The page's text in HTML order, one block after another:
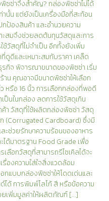
ซซ่าจึงสำคัญ? กล่องพิซซ่าไม่ได้
นั้น แต่ยังเป็นเครื่องมือที่สะท้อน
องสินค้า และอำนวยความ
ะสมจึงช่วยลดต้นทุนวัสดุและการ
วัสดุที่ไม่จำเป็น อีกทั้งยังเพิ่ม
ดีและเหมาะสมกับราคา เคล็ด
รกิจ พิจารณาขนาดของพิซซ่า เริ่ม
น คุณอาจมีขนาดพิซซ่าให้เลือก
หรือ 16 นิ้ว การเลือกกล่องที่พอดี
ป็นในกล่อง ลดการใช้วัสดุเกิน
ค้า วัสดุที่ใช้ผลิตกล่องพิซซ่า วัสดุ
(Corrugated Cardboard) ซึ่งมี
ช่วยรักษาความร้อนของอาหาร
ด้มาตรฐาน Food Grade เพื่อ
ลือกวัสดุที่สามารถรีไซเคิลได้จะ
องความใส่ใจสิ่งแวดล้อม
แบบกล่องพิซซ่าให้โดดเด่นและ
ด้ การพิมพ์โลโก้ สี หรือข้อความ
เพิ่มมูลค่าให้ผลิตภัณฑ์ […]